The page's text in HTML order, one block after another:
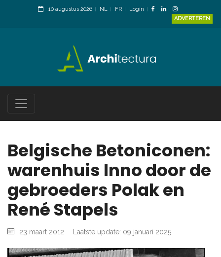
10 augustus 2026 NL FR
Login
ADVERTEREN
Belgische Betoniconen:
warenhuis Inno door de
gebroeders Polak en
René Stapels
23 maart 2012 Laatste update: 09 januari 2025